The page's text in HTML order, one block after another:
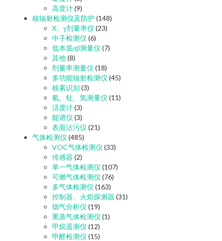
高度计(9)
核辐射检测仪及防护 (148)
X、γ剂量率仪 (23)
中子检测仪 (6)
低本底αβ测量仪 (7)
其他(8)
剂量率测量仪 (18)
多功能辐射检测仪 (45)
核素识别 (3)
氡、钍、氚测量仪 (11)
活度计(3)
能谱仪 (3)
表面沾污仪 (21)
气体检测仪 (485)
VOC气体检测仪 (33)
传感器 (2)
单一气体检测仪 (107)
可燃气体检测仪 (76)
多气体检测仪 (163)
控制器、火焰探测器 (31)
烟气分析仪 (19)
熏蒸气体检测仪 (1)
甲烷遥测仪 (12)
甲醛检测仪 (15)